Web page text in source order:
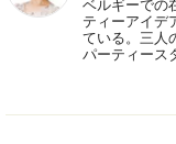
ベルギーでの
ティーアイデ
ている。三人
パーティース